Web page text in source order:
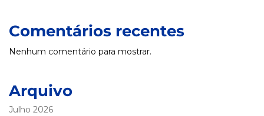
Comentários recentes
Nenhum comentário para mostrar.
Arquivo
Julho 2026